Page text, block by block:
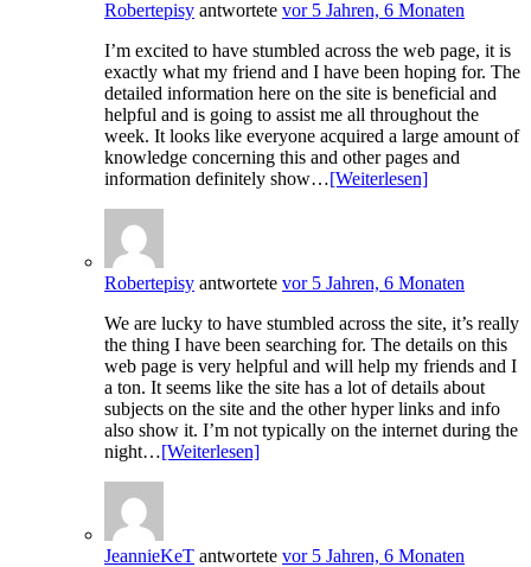
Robertepisy antwortete vor 5 Jahren, 6 Monaten
I’m excited to have stumbled across the web page, it is
exactly what my friend and I have been hoping for. The
detailed information here on the site is beneficial and
helpful and is going to assist me all throughout the
week. It looks like everyone acquired a large amount of
knowledge concerning this and other pages and
information definitely show…[Weiterlesen]
Robertepisy antwortete vor 5 Jahren, 6 Monaten
We are lucky to have stumbled across the site, it’s really
the thing I have been searching for. The details on this
web page is very helpful and will help my friends and I
a ton. It seems like the site has a lot of details about
subjects on the site and the other hyper links and info
also show it. I’m not typically on the internet during the
night…[Weiterlesen]
JeannieKeT antwortete vor 5 Jahren, 6 Monaten